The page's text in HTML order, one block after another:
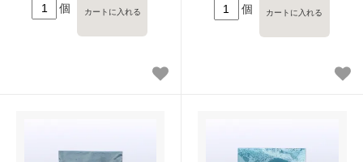
個 個